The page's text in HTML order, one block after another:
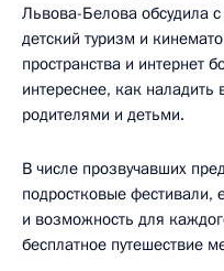
Львова-Белова обсудила
детский туризм и
пространства и интернет
интереснее, как
родителями и детьми.
В числе прозвучавших
подростковые
и возможность для
бесплатное путешествие